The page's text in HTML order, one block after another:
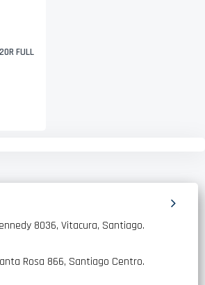
FULL
8036, Vitacura, Santiago.
Rosa 866, Santiago Centro.